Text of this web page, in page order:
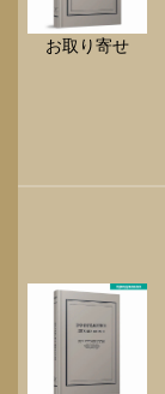
お取り寄せ